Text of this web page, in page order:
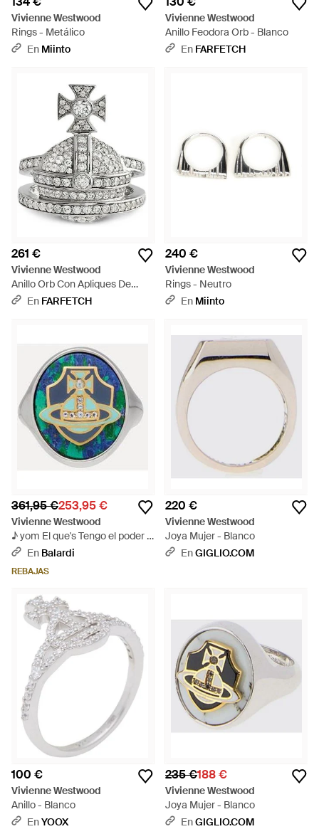
Vivienne Westwood
Rings - Metálico
En Miinto
Vivienne Westwood
Anillo Feodora Orb - Blanco
En FARFETCH
261 €
Vivienne Westwood
Anillo Orb Con Apliques De
Cristal - Blanco
En FARFETCH
240 €
Vivienne Westwood
Rings - Neutro
En Miinto
361,95 €253,95 €
Vivienne Westwood
♪ yom El que's Tengo el poder ♪
- Azul
En Balardi
REBAJAS
220 €
Vivienne Westwood
Joya Mujer - Blanco
EnGIGLIO.COM
100 €
Vivienne Westwood
Anillo - Blanco
EnYOOX
235 €188 €
Vivienne Westwood
Joya Mujer - Blanco
EnGIGLIO.COM